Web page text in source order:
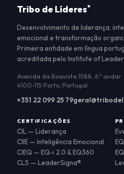
Tribo de Líderes®
Desenvolvimento de liderança,
emocional e transformação
Primeira entidade em língua
acreditada pelo Institute of
Avenida da Boavista 1588, 6.º andar
4100-115 Porto, Portugal
+351 22 099 25 79
CERTIFICAÇÕES
CIL — Liderança
CIIE — Inteligência Emocional
CIEQ — EQ-i 2.0 & EQ360
CLS — LeaderSigna®